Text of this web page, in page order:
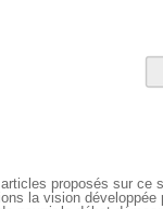
proposés sur ce
la vision développée